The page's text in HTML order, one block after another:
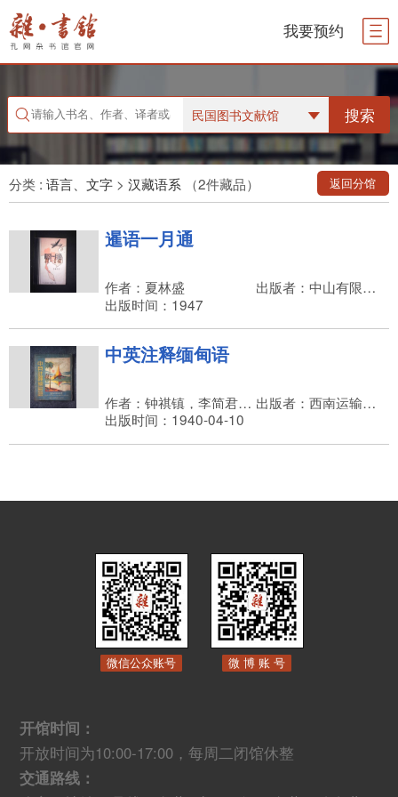
我要预约
民国图书文献馆 搜索
分类 : 语言、文字 > 汉藏语系 （2件藏品） 返回分馆
暹语一月通
作者：夏林盛
出版者：中山有限公司分行
出版时间：1947
中英注释缅甸语
作者：钟祺镇，李简君，庐定干
出版者：西南运输公司仰光分处监察科
出版时间：1940-04-10
微信公众账号 微 博 账 号
开馆时间：
开放时间为10:00-17:00，每周二闭馆休整
交通路线：